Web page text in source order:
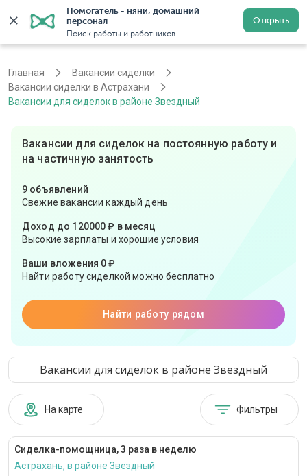
Помогатель - няни, домашний
персонал
Поиск работы и работников
Открыть
Астрахань Регистрация
Главная
Вакансии сиделки
Вакансии сиделки в Астрахани
Вакансии для сиделок в районе Звездный
Вакансии для сиделок на постоянную работу и
на частичную занятость
9 объявлений
Свежие вакансии каждый день
Доход до 120000 ₽ в месяц
Высокие зарплаты и хорошие условия
Ваши вложения 0 ₽
Найти работу сиделкой можно бесплатно
Найти работу рядом
Вакансии для сиделок в районе Звездный
На карте Фильтры
Сиделка-помощница, 3 раза в неделю
Астрахань, в районе Звездный